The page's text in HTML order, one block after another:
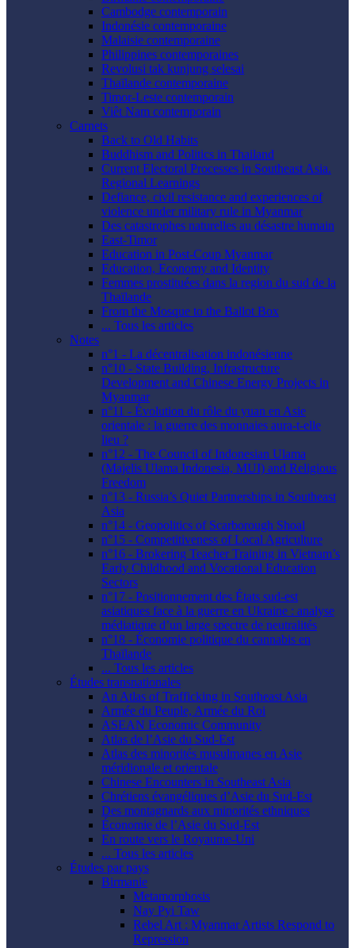
Cambodge contemporain
Indonésie contemporaine
Malaisie contemporaine
Philippines contemporaines
Revolusi tak kunjung selesai
Thaïlande contemporaine
Timor-Leste contemporain
Viêt Nam contemporain
Carnets
Back to Old Habits
Buddhism and Politics in Thailand
Current Electoral Processes in Southeast Asia.
Regional Learnings
Defiance, civil resistance and experiences of
violence under military rule in Myanmar
Des catastrophes naturelles au désastre humain
East-Timor
Education in Post-Coup Myanmar
Education, Economy and Identity
Femmes prostituées dans la region du sud de la
Thaïlande
From the Mosque to the Ballot Box
... Tous les articles
Notes
n°1 - La décentralisation indonésienne
n°10 - State Building, Infrastructure
Development and Chinese Energy Projects in
Myanmar
n°11 - Évolution du rôle du yuan en Asie
orientale : la guerre des monnaies aura-t-elle
lieu ?
n°12 - The Council of Indonesian Ulama
(Majelis Ulama Indonesia, MUI) and Religious
Freedom
n°13 - Russia’s Quiet Partnerships in Southeast
Asia
n°14 - Geopolitics of Scarborough Shoal
n°15 - Competitiveness of Local Agriculture
n°16 - Brokering Teacher Training in Vietnam’s
Early Childhood and Vocational Education
Sectors
n°17 - Positionnement des États sud-est
asiatiques face à la guerre en Ukraine : analyse
médiatique d’un large spectre de neutralités
n°18 - Économie politique du cannabis en
Thaïlande
... Tous les articles
Études transnationales
An Atlas of Trafficking in Southeast Asia
Armée du Peuple, Armée du Roi
ASEAN Economic Community
Atlas de l’Asie du Sud-Est
Atlas des minorités musulmanes en Asie
méridionale et orientale
Chinese Encounters in Southeast Asia
Chrétiens évangéliques d’Asie du Sud-Est
Des montagnards aux minorités ethniques
Économie de l’Asie du Sud-Est
En route vers le Royaume-Uni
... Tous les articles
Études par pays
Birmanie
Metamorphosis
Nay Pyi Taw
Rebel Art : Myanmar Artists Respond to
Repression